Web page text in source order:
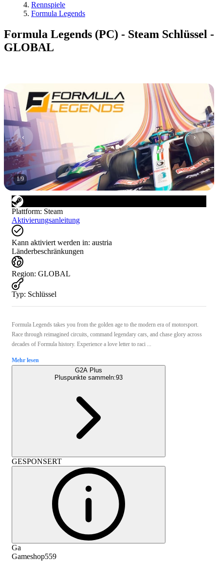
Rennspiele
Formula Legends
Formula Legends (PC) - Steam Schlüssel -
GLOBAL
1/9
Plattform: Steam
Aktivierungsanleitung
Kann aktiviert werden in: austria
Länderbeschränkungen
Region: GLOBAL
Typ: Schlüssel
Formula Legends takes you from the golden age to the modern era of motorsport.
Race through reimagined circuits, command legendary cars, and chase glory across
decades of Formula history. Experience a love letter to raci ...
Mehr lesen
G2A Plus
Pluspunkte sammeln:93
GESPONSERT
Ga
Gameshop559